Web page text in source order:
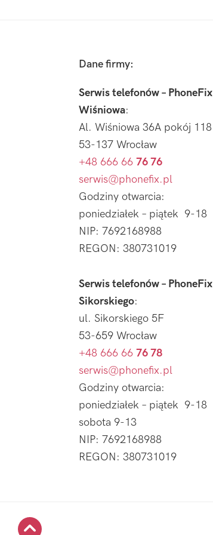
Dane firmy:
Serwis telefonów – PhoneFix
Wiśniowa:
Al. Wiśniowa 36A pokój 118
53-137 Wrocław
+48 666 66 76 76
serwis@phonefix.pl
Godziny otwarcia:
poniedziałek – piątek 9-18
NIP: 7692168988
REGON: 380731019
Serwis telefonów – PhoneFix
Sikorskiego:
ul. Sikorskiego 5F
53-659 Wrocław
+48 666 66 76 78
serwis@phonefix.pl
Godziny otwarcia:
poniedziałek – piątek 9-18
sobota 9-13
NIP: 7692168988
REGON: 380731019